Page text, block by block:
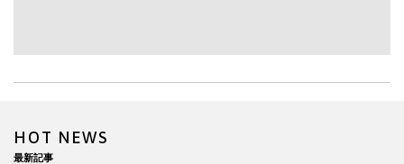
HOT NEWS
最新記事